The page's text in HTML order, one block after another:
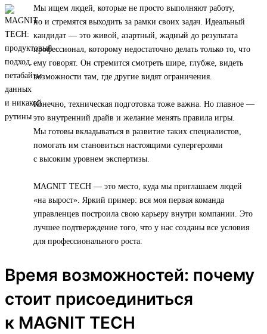
Мы ищем людей, которые не просто выполняют работу,
но и стремятся выходить за рамки своих задач. Идеальный
кандидат — это живой, азартный, жадный до результата
профессионал, которому недостаточно делать только то, что
ему говорят. Он стремится смотреть шире, глубже, видеть
возможности там, где другие видят ограничения.
Конечно, техническая подготовка тоже важна. Но главное —
это внутренний драйв и желание менять правила игры.
Мы готовы вкладываться в развитие таких специалистов,
помогать им становиться настоящими супергероями
с высоким уровнем экспертизы.
MAGNIT TECH — это место, куда мы приглашаем людей
«на вырост». Яркий пример: вся моя первая команда
управленцев построила свою карьеру внутри компании. Это
лучшее подтверждение того, что у нас созданы все условия
для профессионального роста.
Время возможностей: почему
стоит присоединиться
к MAGNIT TECH